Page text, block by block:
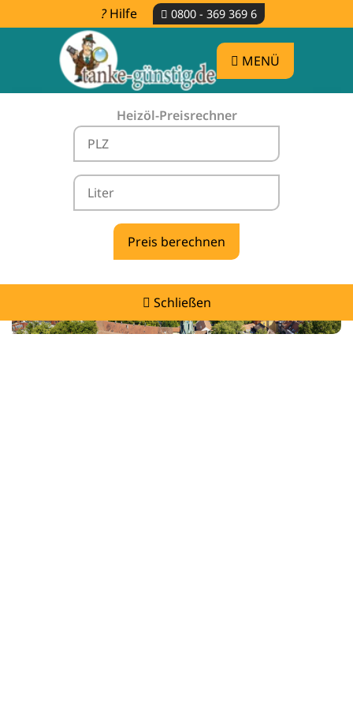
Hilfe 0800 - 369 369 6
MENÜ
Heizöl-Preisrechner
Schließen
Heizölpreise Balgheim -
vergleichen & günstig tanken